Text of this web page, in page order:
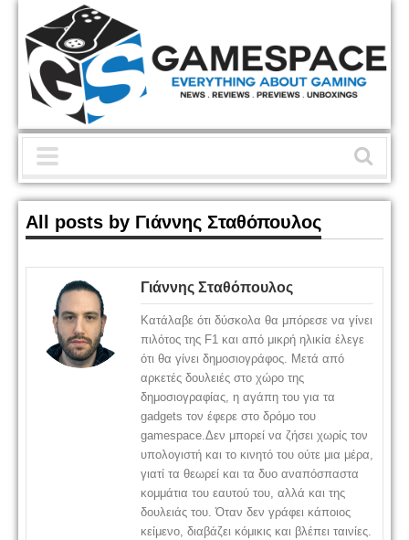
All posts by Γιάννης Σταθόπουλος
Γιάννης Σταθόπουλος
Κατάλαβε ότι δύσκολα θα μπόρεσε να γίνει
πιλότος της F1 και από μικρή ηλικία έλεγε
ότι θα γίνει δημοσιογράφος. Μετά από
αρκετές δουλειές στο χώρο της
δημοσιογραφίας, η αγάπη του για τα
gadgets τον έφερε στο δρόμο του
gamespace.Δεν μπορεί να ζήσει χωρίς τον
υπολογιστή και το κινητό του ούτε μια μέρα,
γιατί τα θεωρεί και τα δυο αναπόσπαστα
κομμάτια του εαυτού του, αλλά και της
δουλειάς του. Όταν δεν γράφει κάποιος
κείμενο, διαβάζει κόμικις και βλέπει ταινίες.